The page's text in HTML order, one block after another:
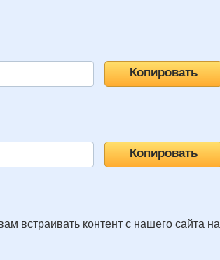
встраивать контент с нашего сайта на